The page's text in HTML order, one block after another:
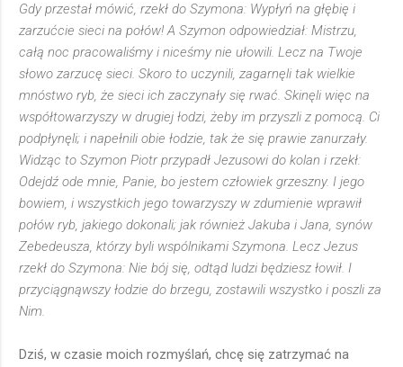
Gdy przestał mówić, rzekł do Szymona: Wypłyń na głębię i
zarzućcie sieci na połów! A Szymon odpowiedział: Mistrzu,
całą noc pracowaliśmy i niceśmy nie ułowili. Lecz na Twoje
słowo zarzucę sieci. Skoro to uczynili, zagarnęli tak wielkie
mnóstwo ryb, że sieci ich zaczynały się rwać. Skinęli więc na
współtowarzyszy w drugiej łodzi, żeby im przyszli z pomocą. Ci
podpłynęli; i napełnili obie łodzie, tak że się prawie zanurzały.
Widząc to Szymon Piotr przypadł Jezusowi do kolan i rzekł:
Odejdź ode mnie, Panie, bo jestem człowiek grzeszny. I jego
bowiem, i wszystkich jego towarzyszy w zdumienie wprawił
połów ryb, jakiego dokonali; jak również Jakuba i Jana, synów
Zebedeusza, którzy byli wspólnikami Szymona. Lecz Jezus
rzekł do Szymona: Nie bój się, odtąd ludzi będziesz łowił. I
przyciągnąwszy łodzie do brzegu, zostawili wszystko i poszli za
Nim.
Dziś, w czasie moich rozmyślań, chcę się zatrzymać na